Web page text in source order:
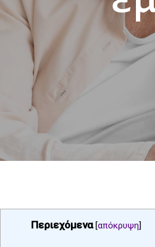
Περιεχόμενα [απόκρυψη]